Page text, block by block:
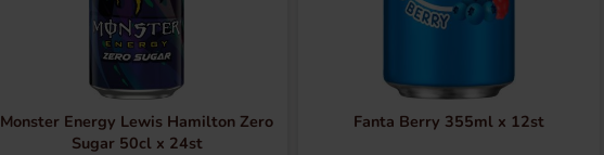
Monster Energy Lewis Hamilton Zero
Sugar 50cl x 24st
Fanta Berry 355ml x 12st